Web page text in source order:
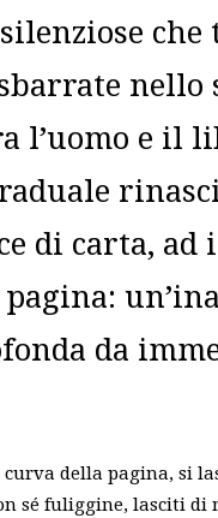
l’uomo e il
di carta,
da
della pagina, si
sé fuliggine, lasciti di